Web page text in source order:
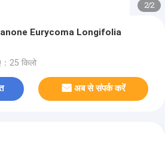
2/2
Eurycoma Longifolia
25 किलो
अब से संपर्क करें